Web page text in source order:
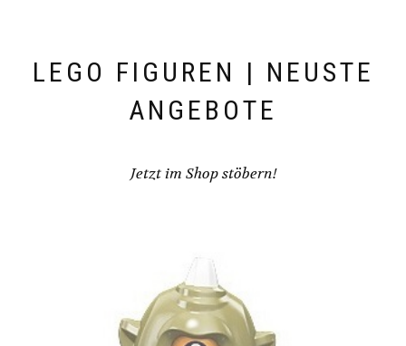
LEGO FIGUREN | NEUSTE
ANGEBOTE
Jetzt im Shop stöbern!